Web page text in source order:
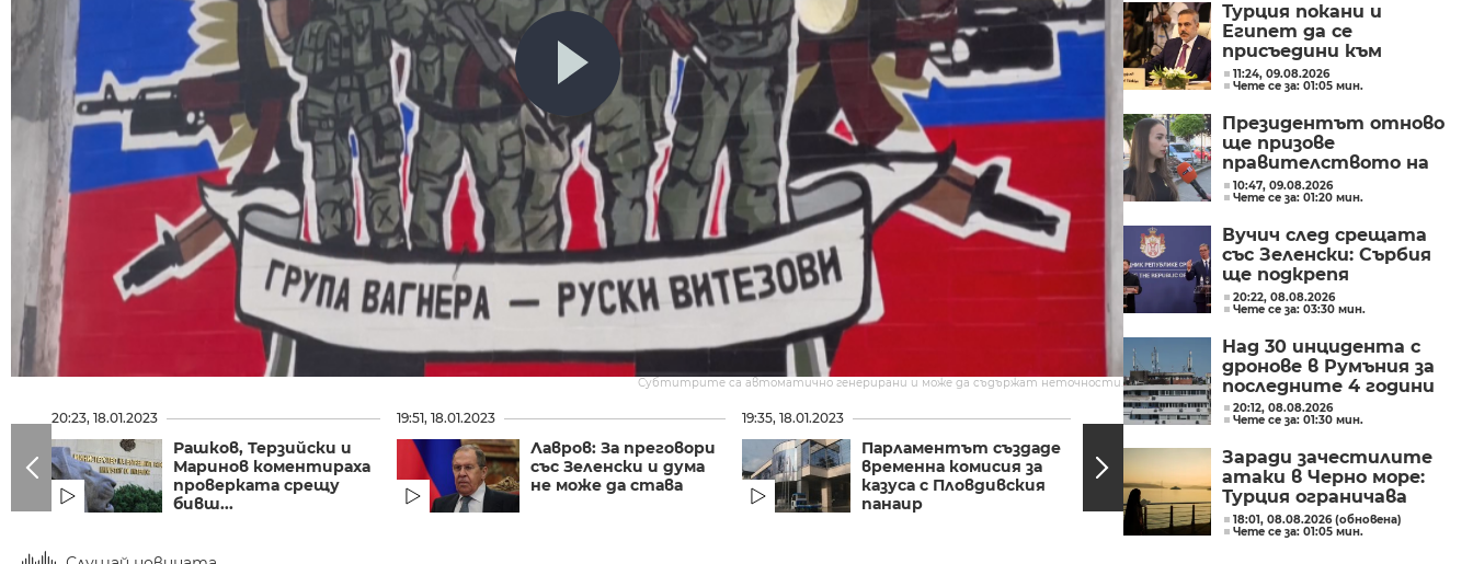
Субтитрите са автоматично генерирани и може да съдържат неточности.
20:23, 18.01.2023
Рашков, Терзийски и
Маринов коментираха
проверката срещу
бивш...
19:51, 18.01.2023
Лавров: За преговори
със Зеленски и дума
не може да става
19:35, 18.01.2023
Парламентът създаде
временна комисия за
казуса с Пловдивския
панаир
19:26, 18.01.2023
Трима българи са
задържани в Турция
за наркотрафик
Турция покани и
Египет да се
присъедини към
отбранителния пакт
11:24, 09.08.2026
Чете се за: 01:05 мин.
Президентът отново
ще призове
правителството на
Северна Македония да
съдейства за
Михайлова
10:47, 09.08.2026
Чете се за: 01:20 мин.
Вучич след срещата
със Зеленски: Сърбия
ще подкрепя
независимостта и
териториалната
20:22, 08.08.2026
Чете се за: 03:30 мин.
Над 30 инцидента с
дронове в Румъния за
последните 4 години
20:12, 08.08.2026
Чете се за: 01:30 мин.
Заради зачестилите
атаки в Черно море:
Турция ограничава
движението на
търговските кораби
18:01, 08.08.2026 (обновена)
Чете се за: 01:05 мин.